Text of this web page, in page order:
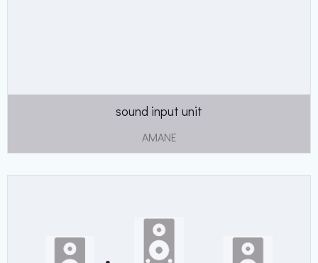
sound input unit
AMANE